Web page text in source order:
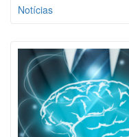
Notícias